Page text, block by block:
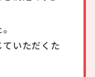
いただくた